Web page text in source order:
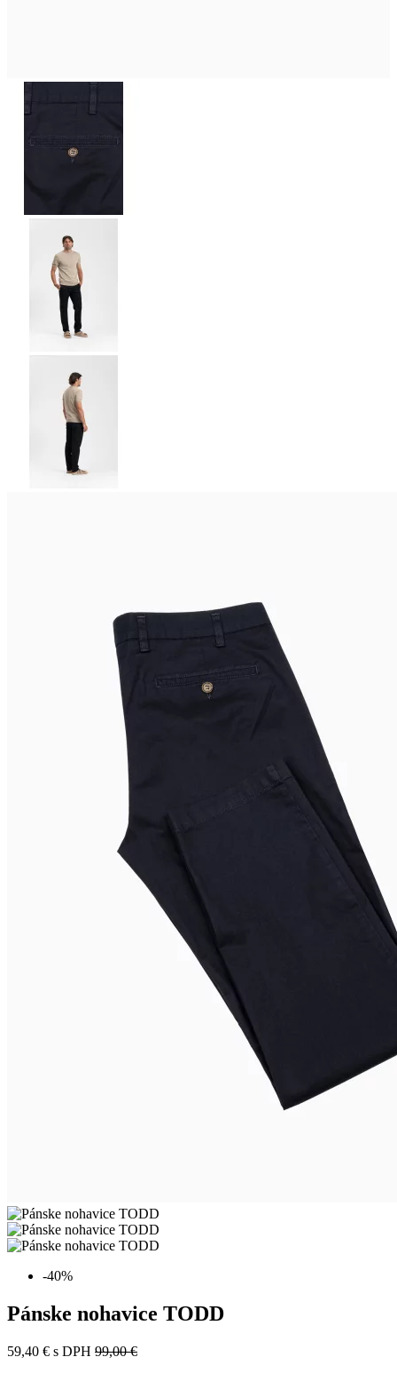
-40%
Pánske nohavice TODD
59,40 € s DPH 99,00 €